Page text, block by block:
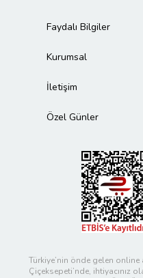
Faydalı Bilgiler
Kurumsal
İletişim
Özel Günler
Türkiye’nin önde gelen
Çiçeksepeti’nde, ihtiyacınız